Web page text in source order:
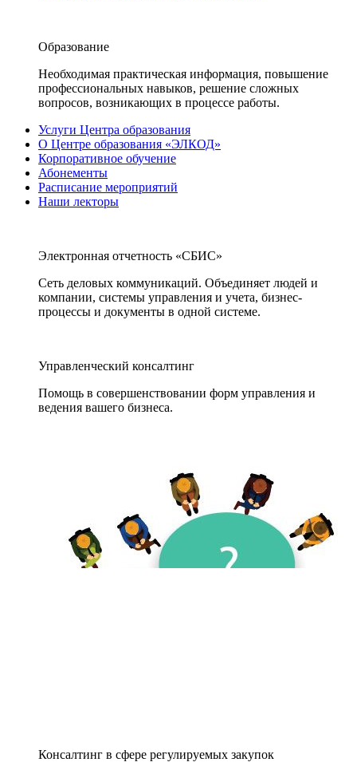
Образование
Необходимая практическая информация, повышение
профессиональных навыков, решение сложных
вопросов, возникающих в процессе работы.
Услуги Центра образования
О Центре образования «ЭЛКОД»
Корпоративное обучение
Абонементы
Расписание мероприятий
Наши лекторы
Электронная отчетность «СБИС»
Сеть деловых коммуникаций. Объединяет людей и
компании, системы управления и учета, бизнес-
процессы и документы в одной системе.
Управленческий консалтинг
Помощь в совершенствовании форм управления и
ведения вашего бизнеса.
Консалтинг в сфере регулируемых закупок